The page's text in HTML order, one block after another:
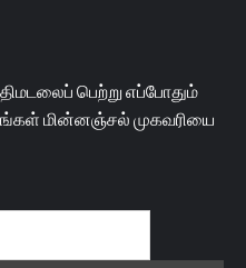
பெற்று எப்போதும்
மின்னஞ்சல் முகவரியை